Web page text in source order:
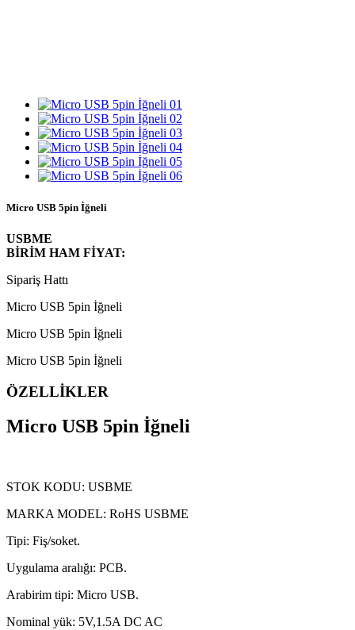
Micro USB 5pin İğneli
USBME
BİRİM HAM FİYAT:
Sipariş Hattı
Micro USB 5pin İğneli
Micro USB 5pin İğneli
Micro USB 5pin İğneli
ÖZELLİKLER
Micro USB 5pin İğneli
STOK KODU: USBME
MARKA MODEL: RoHS USBME
Tipi: Fiş/soket.
Uygulama aralığı: PCB.
Arabirim tipi: Micro USB.
Nominal yük: 5V,1.5A DC AC